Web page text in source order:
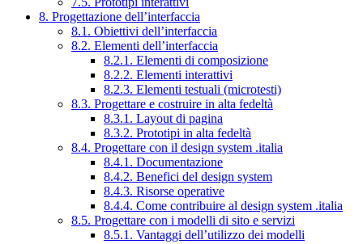
8. Progettazione dell’interfaccia
8.1. Obiettivi dell’interfaccia
8.2. Elementi dell’interfaccia
8.2.1. Elementi di composizione
8.2.2. Elementi interattivi
8.2.3. Elementi testuali (microtesti)
8.3. Progettare e costruire in alta fedeltà
8.3.1. Layout di pagina
8.3.2. Prototipi in alta fedeltà
8.4. Progettare con il design system .italia
8.4.1. Documentazione
8.4.2. Benefici del design system
8.4.3. Risorse operative
8.4.4. Come contribuire al design system .italia
8.5. Progettare con i modelli di sito e servizi
8.5.1. Vantaggi dell’utilizzo dei modelli